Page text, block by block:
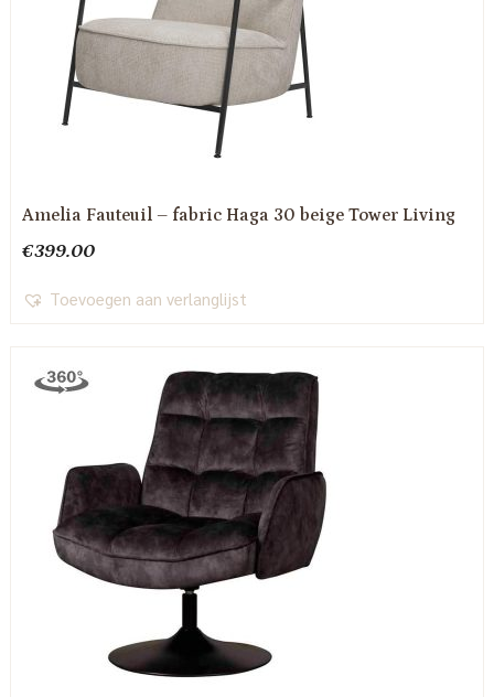
Amelia Fauteuil – fabric Haga 30 beige Tower Living
€399.00
Toevoegen aan verlanglijst